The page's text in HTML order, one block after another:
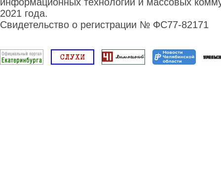
2021 года.
Свидетельство о регистрации № ФС77-82171